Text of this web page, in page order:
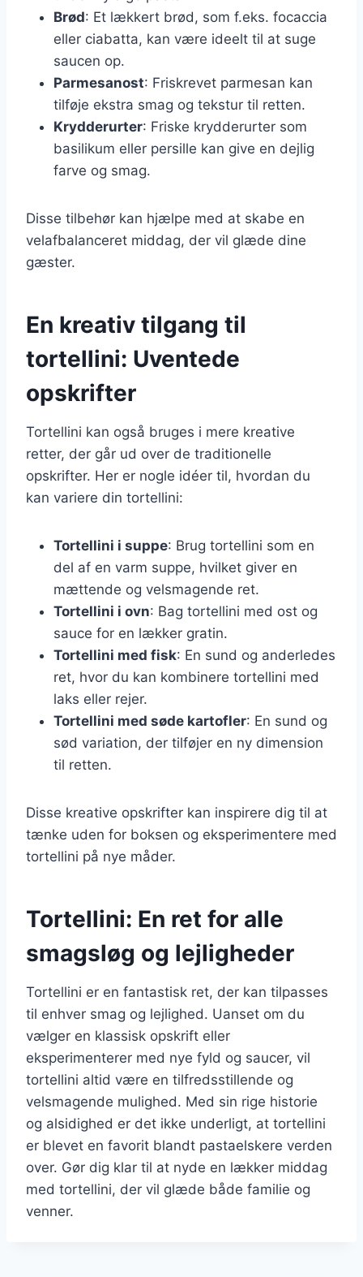
Brød: Et lækkert brød, som f.eks. focaccia
eller ciabatta, kan være ideelt til at suge
saucen op.
Parmesanost: Friskrevet parmesan kan
tilføje ekstra smag og tekstur til retten.
Krydderurter: Friske krydderurter som
basilikum eller persille kan give en dejlig
farve og smag.
Disse tilbehør kan hjælpe med at skabe en
velafbalanceret middag, der vil glæde dine
gæster.
En kreativ tilgang til
tortellini: Uventede
opskrifter
Tortellini kan også bruges i mere kreative
retter, der går ud over de traditionelle
opskrifter. Her er nogle idéer til, hvordan du
kan variere din tortellini:
Tortellini i suppe: Brug tortellini som en
del af en varm suppe, hvilket giver en
mættende og velsmagende ret.
Tortellini i ovn: Bag tortellini med ost og
sauce for en lækker gratin.
Tortellini med fisk: En sund og anderledes
ret, hvor du kan kombinere tortellini med
laks eller rejer.
Tortellini med søde kartofler: En sund og
sød variation, der tilføjer en ny dimension
til retten.
Disse kreative opskrifter kan inspirere dig til at
tænke uden for boksen og eksperimentere med
tortellini på nye måder.
Tortellini: En ret for alle
smagsløg og lejligheder
Tortellini er en fantastisk ret, der kan tilpasses
til enhver smag og lejlighed. Uanset om du
vælger en klassisk opskrift eller
eksperimenterer med nye fyld og saucer, vil
tortellini altid være en tilfredsstillende og
velsmagende mulighed. Med sin rige historie
og alsidighed er det ikke underligt, at tortellini
er blevet en favorit blandt pastaelskere verden
over. Gør dig klar til at nyde en lækker middag
med tortellini, der vil glæde både familie og
venner.